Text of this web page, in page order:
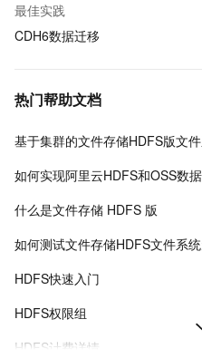
最佳实践
CDH6数据迁移
热门帮助文档
基于集群的文件存储HDFS版文
如何实现阿里云HDFS和OSS数
什么是文件存储 HDFS 版
如何测试文件存储HDFS文件系
HDFS快速入门
HDFS权限组
HDFS计费详情